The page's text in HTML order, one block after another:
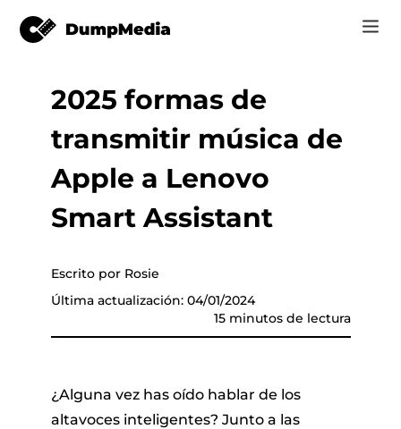
Music
música
YouTube
Vídeo
Herramientas en línea
Spotify a mp3
Música de YouTube para MP3
Suno a MP3
Tienda
Soporte
Iniciar Sesión
Registrarse
2025 formas de
transmitir música de
Apple a Lenovo
Smart Assistant
Escrito por Rosie
Última actualización: 04/01/2024
15 minutos de lectura
¿Alguna vez has oído hablar de los
altavoces inteligentes? Junto a las